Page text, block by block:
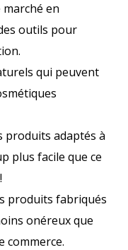
en
outils pour
qui peuvent
produits adaptés à
plus facile que ce
produits fabriqués
onéreux que
commerce.